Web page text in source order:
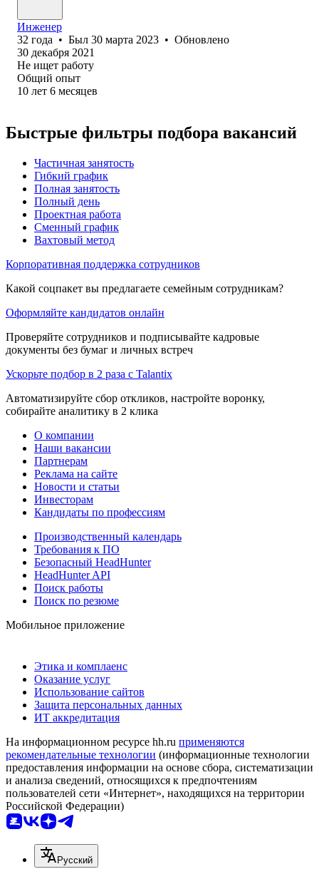
Инженер
32 года • Был 30 марта 2023 • Обновлено
30 декабря 2021
Не ищет работу
Общий опыт
10 лет 6 месяцев
Быстрые фильтры подбора вакансий
Частичная занятость
Гибкий график
Полная занятость
Полный день
Проектная работа
Сменный график
Вахтовый метод
Корпоративная поддержка сотрудников
Какой соцпакет вы предлагаете семейным сотрудникам?
Оформляйте кандидатов онлайн
Проверяйте сотрудников и подписывайте кадровые
документы без бумаг и личных встреч
Ускорьте подбор в 2 раза с Talantix
Автоматизируйте сбор откликов, настройте воронку,
собирайте аналитику в 2 клика
О компании
Наши вакансии
Партнерам
Реклама на сайте
Новости и статьи
Инвесторам
Кандидаты по профессиям
Производственный календарь
Требования к ПО
Безопасный HeadHunter
HeadHunter API
Поиск работы
Поиск по резюме
Мобильное приложение
Этика и комплаенс
Оказание услуг
Использование сайтов
Защита персональных данных
ИТ аккредитация
На информационном ресурсе hh.ru применяются
рекомендательные технологии (информационные технологии
предоставления информации на основе сбора, систематизации
и анализа сведений, относящихся к предпочтениям
пользователей сети «Интернет», находящихся на территории
Российской Федерации)
Русский